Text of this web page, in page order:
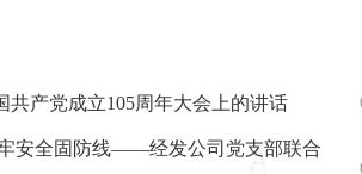
共产党成立105周年大会上的讲话
安全固防线——经发公司党支部联合